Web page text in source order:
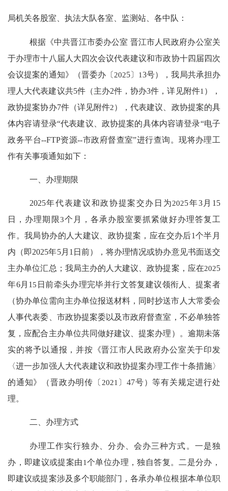
局机关各股室、执法大队各室、监测站、各中队：
根据《中共晋江市委办公室 晋江市人民政府办公室关
于办理市十八届人大 四次会议代表建议和市政协十四届 四次
会议提案的通知》（晋委办〔 2025〕 13号），我局共承担办
理人大代表建议共5件（主办2件，协办3件 ，详见附件1 ），
政协提案协办7件（详见附件2），代表建议、政协提案的具
体内容请登录“代表建议、政协提案的具体内容请登录“电子
政务平台--FTP资源--市政 府督查室”进行查询。现将办理工
作有关事项通知如下：
一、办理期限
2025年代表建议和政协提案交办日为2025年3月 15
日，办理期限3个月，各承办 股室要抓紧做好办理答复 工
作。我局协办的人大建议、政协提案， 应在交办后1个半月
内（即2025年5月 1 日前），将办理情况或协办意见书面送交
主办单位汇总 ； 我局主办的人大建议、政协提案，应在2025
年6月 1 5 日前牵头办理完毕并行文答复建议领衔人、提案者
（协办单位需向主办单位报送材料，同时抄送市人大常委会
人事代表委、市政协提案委以及市政府督查室 ， 不必单独答
复 ， 应配合主办单位共同做好建议、提案办理 ）。 逾期未落
实的将予以通报，并按《晋江市人民政府办公室关于印发
〈进一步加强人大代表建议和政协提案办理工作十条措施〉
的通知》（晋政办明传〔 2021 〕47号）等有关规定进行处
理。
二、办理方式
办理工作实行独办、分办、会办三种方式。一是独
办，即建议或提案由1个单位办理，独自答复。二是分办，
即建议或提案涉及多个职能部门，各承办单位根据本单位职